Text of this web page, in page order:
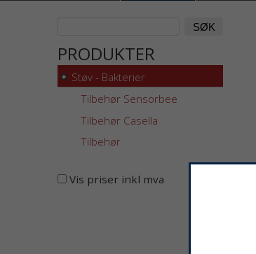
PRODUKTER
Støv - Bakterier
Tilbehør Sensorbee
Tilbehør Casella
Tilbehør
Vis priser inkl mva